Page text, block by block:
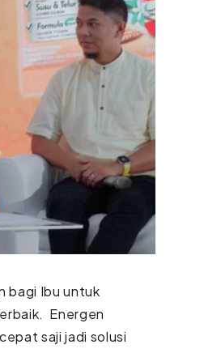
bagi Ibu untuk
Energen
saji jadi solusi